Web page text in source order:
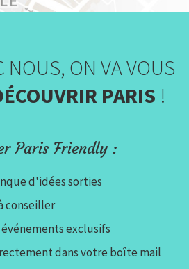
NOUS, ON VA VOUS
PARIS !
Paris Friendly :
d'idées sorties
conseiller
exclusifs
dans votre boîte mail